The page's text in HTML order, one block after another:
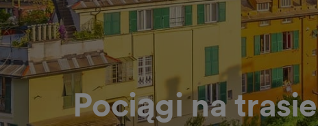
Pociągi na trasie